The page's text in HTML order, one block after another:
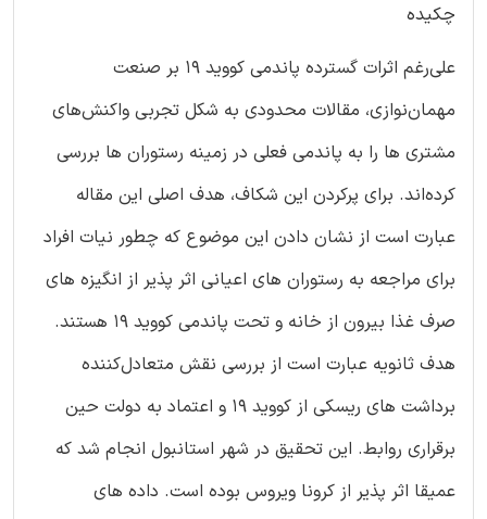
چکیده
علی‌رغم اثرات گسترده پاندمی کووید 19 بر صنعت
مهمان‌نوازی، مقالات محدودی به شکل تجربی واکنش‌های
مشتری ‌ها را به پاندمی فعلی در زمینه رستوران‌ ها بررسی
کرده‌اند. برای پرکردن این شکاف، هدف اصلی این مقاله
عبارت است از نشان دادن این موضوع که چطور نیات افراد
برای مراجعه به رستوران‌ های اعیانی اثر پذیر از انگیزه‌ های
صرف غذا بیرون از خانه و تحت پاندمی کووید 19 هستند.
هدف ثانویه عبارت است از بررسی نقش متعادل‌کننده
برداشت‌ های ریسکی از کووید 19 و اعتماد به دولت حین
برقراری روابط. این تحقیق در شهر استانبول انجام شد که
عمیقا اثر پذیر از کرونا ویروس بوده ‌است. داده‌‌ های